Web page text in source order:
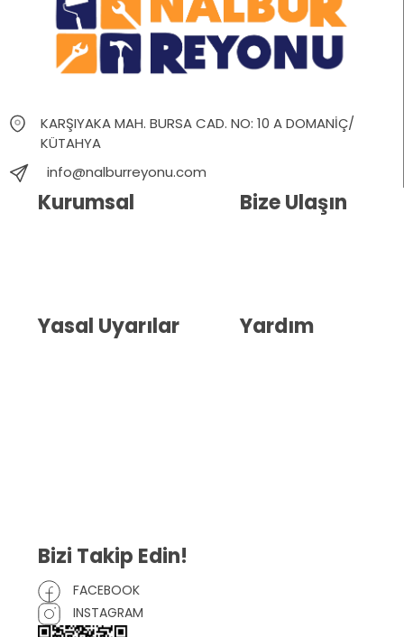
KARŞIYAKA MAH. BURSA CAD. NO: 10 A DOMANİÇ/
KÜTAHYA
info@nalburreyonu.com
Kurumsal
Yasal Uyarılar
Bize Ulaşın
Yardım
Bizi Takip Edin!
FACEBOOK
INSTAGRAM